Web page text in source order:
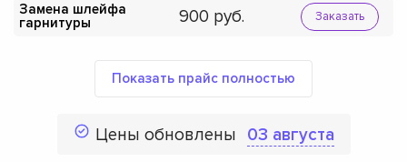
Замена шлейфа
гарнитуры
900 Заказать
Показать прайс полностью
Цены обновлены 03 августа